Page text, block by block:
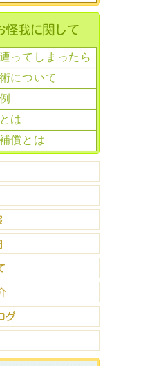
ってしまったら
について
は
償とは